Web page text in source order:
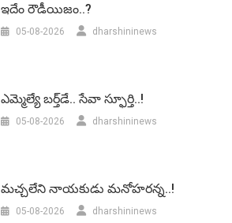
ఇదేం రౌడీయిజం..?
05-08-2026 dharshininews
ఎమ్మెల్యే బర్త్‌డే.. సేవా స్ఫూర్తి..!
05-08-2026 dharshininews
మచ్చలేని నాయకుడు మనోహరన్న..!
05-08-2026 dharshininews